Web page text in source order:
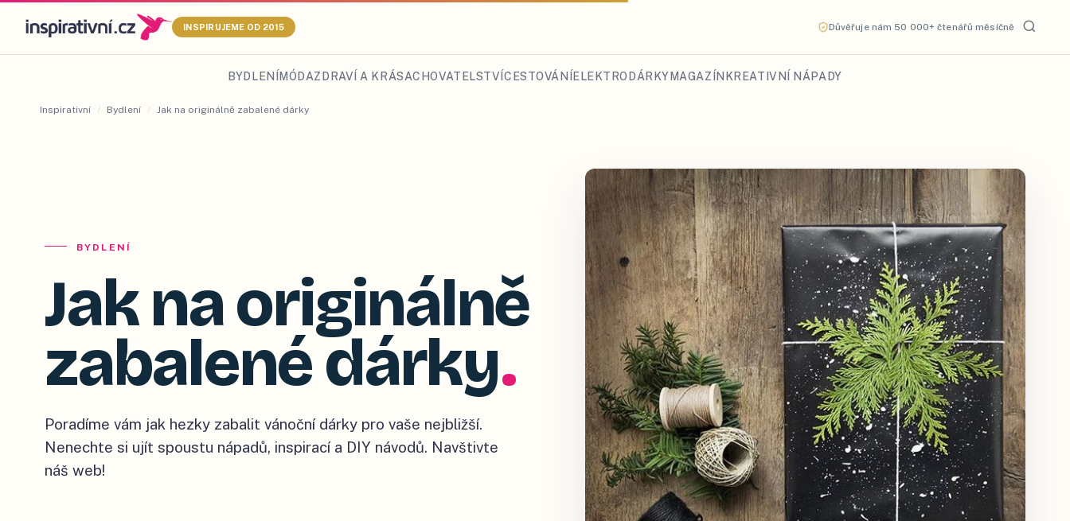
INSPIRUJEME OD 2015 Důvěřuje nám 50 000+ čtenářů měsíčně
BYDLENÍ MÓDAZDRAVÍ A KRÁSACHOVATELSTVÍCESTOVÁNÍ ELEKTRO DÁRKY MAGAZÍN KREATIVNÍ NÁPADY
Inspirativní / Bydlení / Jak na originálně zabalené dárky
BYDLENÍ
Jak na originálně
zabalené dárky.
Poradíme vám jak hezky zabalit vánoční dárky pro vaše nejbližší.
Nenechte si ujít spoustu nápadů, inspirací a DIY návodů. Navštivte
náš web!